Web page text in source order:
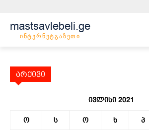
mastsavlebeli.ge
ინტერნეტგაზეთი
არქივი
ივლისი 2021
ო ს ო ხ პ